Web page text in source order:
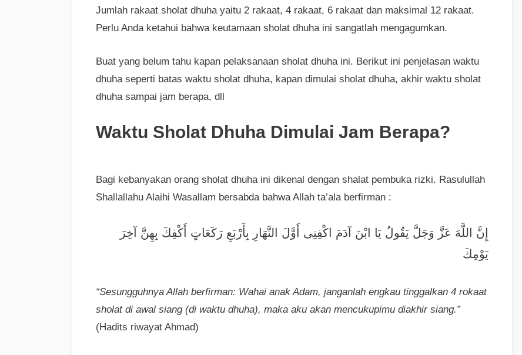
Jumlah rakaat sholat dhuha yaitu 2 rakaat, 4 rakaat, 6 rakaat dan maksimal 12 rakaat.
Perlu Anda ketahui bahwa keutamaan sholat dhuha ini sangatlah mengagumkan.
Buat yang belum tahu kapan pelaksanaan sholat dhuha ini. Berikut ini penjelasan waktu
dhuha seperti batas waktu sholat dhuha, kapan dimulai sholat dhuha, akhir waktu sholat
dhuha sampai jam berapa, dll
Waktu Sholat Dhuha Dimulai Jam Berapa?
Bagi kebanyakan orang sholat dhuha ini dikenal dengan shalat pembuka rizki. Rasulullah
Shallallahu Alaihi Wasallam bersabda bahwa Allah ta’ala berfirman :
إِنَّ اللَّهَ عَزَّ وَجَلَّ يَقُولُ يَا ابْنَ آدَمَ اكْفِنِى أَوَّلَ النَّهَارِ بِأَرْبَعِ رَكَعَاتٍ أَكْفِكَ بِهِنَّ آخِرَ
يَوْمِكَ
“Sesungguhnya Allah berfirman: Wahai anak Adam, janganlah engkau tinggalkan 4 rokaat
sholat di awal siang (di waktu dhuha), maka aku akan mencukupimu diakhir siang.”
(Hadits riwayat Ahmad)